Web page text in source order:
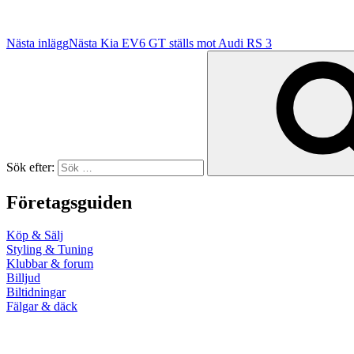
Nästa inläggNästa Kia EV6 GT ställs mot Audi RS 3
Sök efter:
Företagsguiden
Köp & Sälj
Styling & Tuning
Klubbar & forum
Billjud
Biltidningar
Fälgar & däck